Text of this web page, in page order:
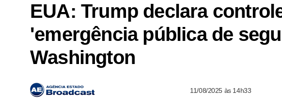
EUA: Trump declara
'emergência pública de
Washington
11/08/2025 às 14h33